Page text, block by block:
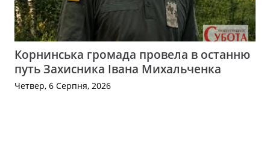
Корнинська громада провела в останню
путь Захисника Івана Михальченка
Четвер, 6 Серпня, 2026